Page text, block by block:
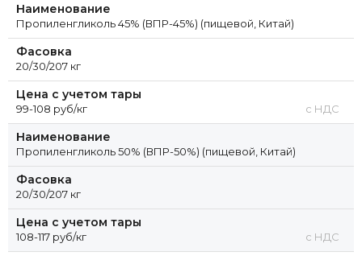
Наименование
Пропиленгликоль 45% (ВПР-45%) (пищевой, Китай)
Фасовка
20/30/207 кг
Цена с учетом тары
99-108 руб/кг с НДС
Наименование
Пропиленгликоль 50% (ВПР-50%) (пищевой, Китай)
Фасовка
20/30/207 кг
Цена с учетом тары
108-117 руб/кг с НДС